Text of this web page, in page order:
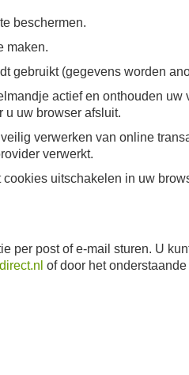
beschermen.
maken.
gebruikt (gegevens worden
actief en onthouden uw
uw browser afsluit.
verwerken van online
verwerkt.
uitschakelen in uw
per post of e-mail sturen. U
of door het